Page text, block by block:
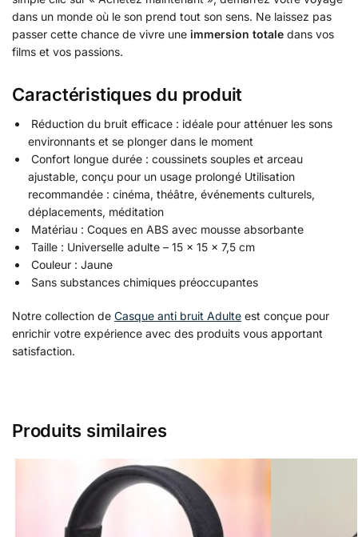
dans un monde où le son prend tout son sens. Ne laissez pas
passer cette chance de vivre une immersion totale dans vos
films et vos passions.
Caractéristiques du produit
Réduction du bruit efficace : idéale pour atténuer les sons
environnants et se plonger dans le moment
Confort longue durée : coussinets souples et arceau
ajustable, conçu pour un usage prolongé Utilisation
recommandée : cinéma, théâtre, événements culturels,
déplacements, méditation
Matériau : Coques en ABS avec mousse absorbante
Taille : Universelle adulte – 15 x 15 x 7,5 cm
Couleur : Jaune
Sans substances chimiques préoccupantes
Notre collection de Casque anti bruit Adulte est conçue pour
enrichir votre expérience avec des produits vous apportant
satisfaction.
Produits similaires